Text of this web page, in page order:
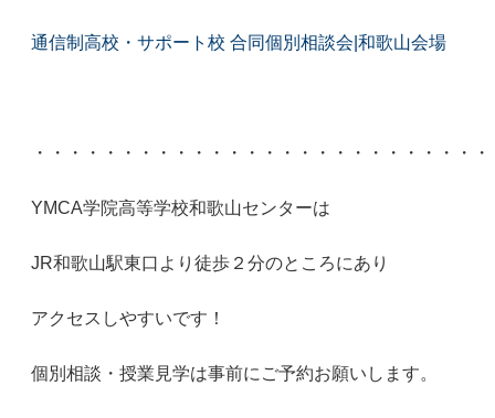
通信制高校・サポート校 合同個別相談会|和歌山会場
・・・・・・・・・・・・・・・・・・・・・・・・・・
YMCA学院高等学校和歌山センターは
JR和歌山駅東口より徒歩２分のところにあり
アクセスしやすいです！
個別相談・授業見学は事前にご予約お願いします。